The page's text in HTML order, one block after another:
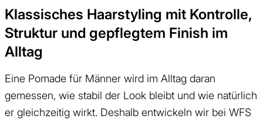
Klassisches Haarstyling mit Kontrolle,
Struktur und gepflegtem Finish im
Alltag
Eine Pomade für Männer wird im Alltag daran
gemessen, wie stabil der Look bleibt und wie natürlich
er gleichzeitig wirkt. Deshalb entwickeln wir bei WFS